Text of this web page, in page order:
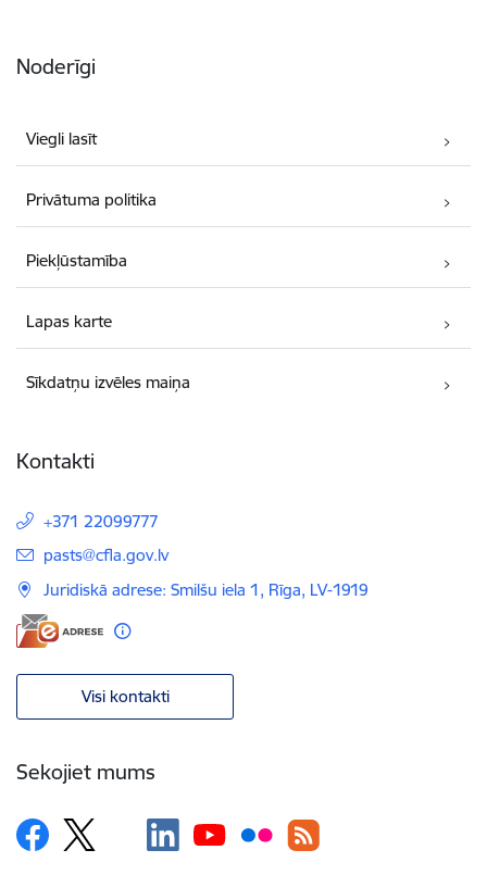
Noderīgi
Viegli lasīt
Privātuma politika
Piekļūstamība
Lapas karte
Sīkdatņu izvēles maiņa
Kontakti
+371 22099777
E-pasts:
pasts@cfla.gov.lv
Juridiskā adrese: Smilšu iela 1, Rīga, LV-1919
Visi kontakti
Sekojiet mums